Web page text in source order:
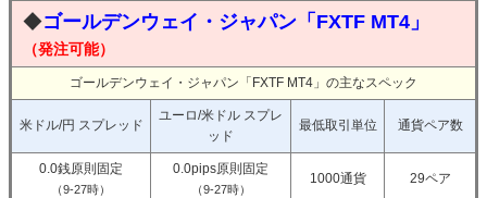
◆ゴールデンウェイ・ジャパン「FXTF MT4」
（発注可能）
ゴールデンウェイ・ジャパン「FXTF MT4」の主なスペック
米ドル/円 スプレッド
ユーロ/米ドル スプレ
ッド
最低取引単位 通貨ペア数
0.0銭原則固定
（9-27時）
0.0pips原則固定
（9-27時）
1000通貨 29ペア